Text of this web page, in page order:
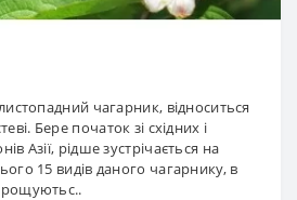
чагарник, відноситься
Бере початок зі східних і
Азії, рідше зустрічається на
15 видів даного чагарнику, в